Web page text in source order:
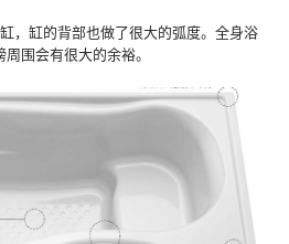
，缸的背部也做了很大的弧度。全身浴
围会有很大的余裕。